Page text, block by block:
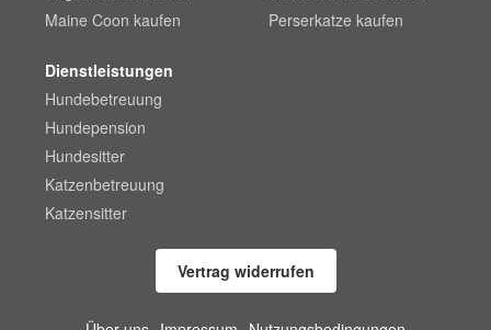
Maine Coon kaufen
Perserkatze kaufen
Dienstleistungen
Hundebetreuung
Hundepension
Hundesitter
Katzenbetreuung
Katzensitter
Vertrag widerrufen